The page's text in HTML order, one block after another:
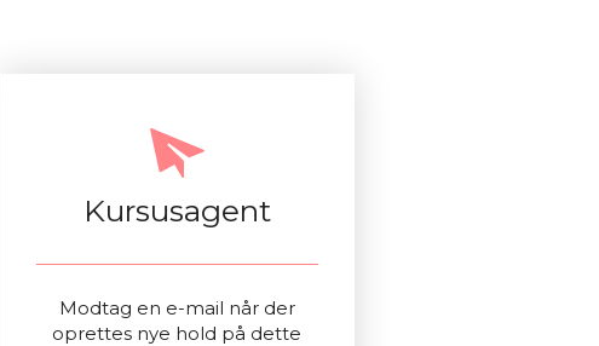
Kursusagent
Modtag en e-mail når der
oprettes nye hold på dette